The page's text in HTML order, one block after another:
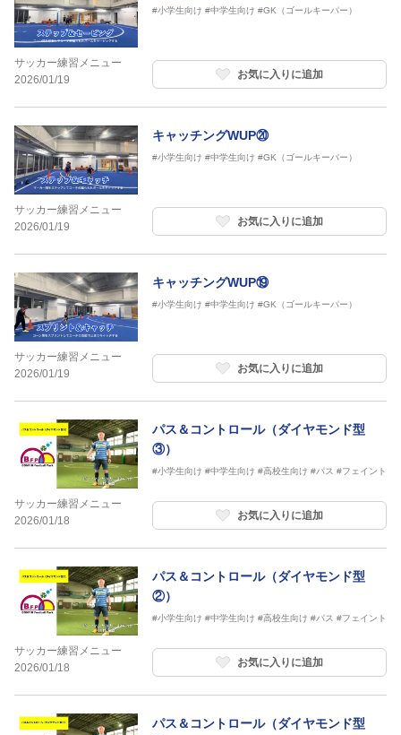
サッカー練習メニュー
2026/01/19
#小学生向け #中学生向け #GK（ゴールキーパー）
お気に入りに追加
サッカー練習メニュー
2026/01/19
キャッチングWUP⑳
#小学生向け #中学生向け #GK（ゴールキーパー）
お気に入りに追加
サッカー練習メニュー
2026/01/19
キャッチングWUP⑲
#小学生向け #中学生向け #GK（ゴールキーパー）
お気に入りに追加
サッカー練習メニュー
2026/01/18
パス＆コントロール（ダイヤモンド型
③）
#小学生向け #中学生向け #高校生向け #パス #フェイント
お気に入りに追加
サッカー練習メニュー
2026/01/18
パス＆コントロール（ダイヤモンド型
②）
#小学生向け #中学生向け #高校生向け #パス #フェイント
お気に入りに追加
パス＆コントロール（ダイヤモンド型